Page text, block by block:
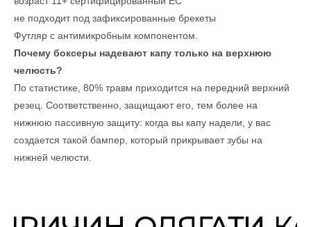
не подходит под зафиксированные брекеты
Футляр с антимикробным компонентом.
Почему боксеры надевают капу только на верхнюю
челюсть?
По статистике, 80% травм приходится на передний верхний
резец. Соответственно, защищают его, тем более на
нижнюю пассивную защиту: когда вы капу надели, у вас
создается такой бампер, который прикрывает зубы на
нижней челюсти.